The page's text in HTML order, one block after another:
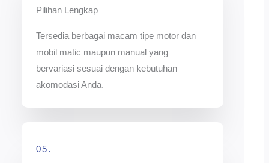
Pilihan Lengkap
Tersedia berbagai macam tipe motor dan
mobil matic maupun manual yang
bervariasi sesuai dengan kebutuhan
akomodasi Anda.
05.